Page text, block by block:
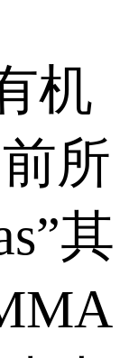
机
所
其